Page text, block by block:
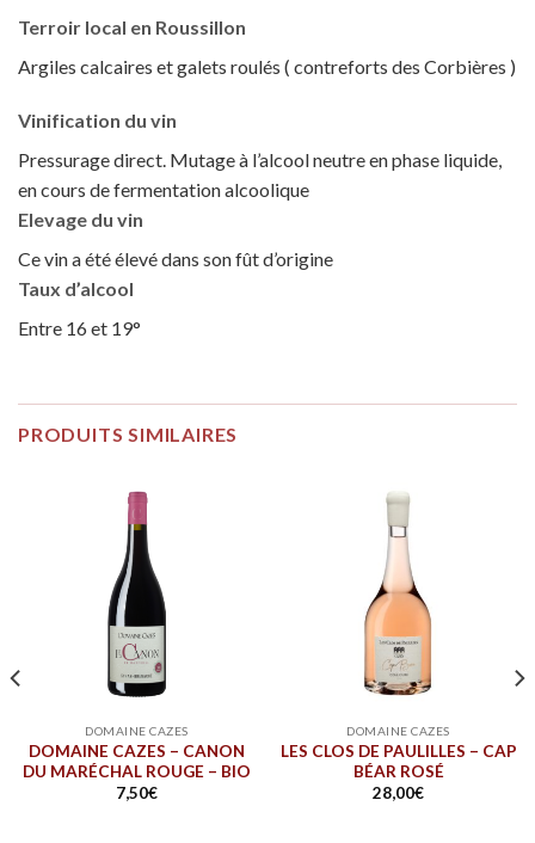
Terroir local en Roussillon
Argiles calcaires et galets roulés ( contreforts des Corbières )
Vinification du vin
Pressurage direct. Mutage à l’alcool neutre en phase liquide,
en cours de fermentation alcoolique
Elevage du vin
Ce vin a été élevé dans son fût d’origine
Taux d’alcool
Entre 16 et 19°
PRODUITS SIMILAIRES
DOMAINE CAZES
DOMAINE CAZES – CANON
DU MARÉCHAL ROUGE – BIO
7,50€
DOMAINE CAZES
LES CLOS DE PAULILLES – CAP
BÉAR ROSÉ
28,00€